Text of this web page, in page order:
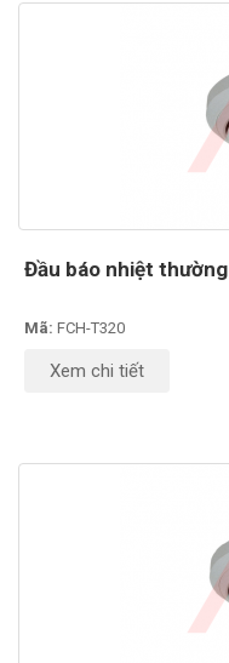
Đầu báo nhiệt thường
Mã: FCH-T320
Xem chi tiết